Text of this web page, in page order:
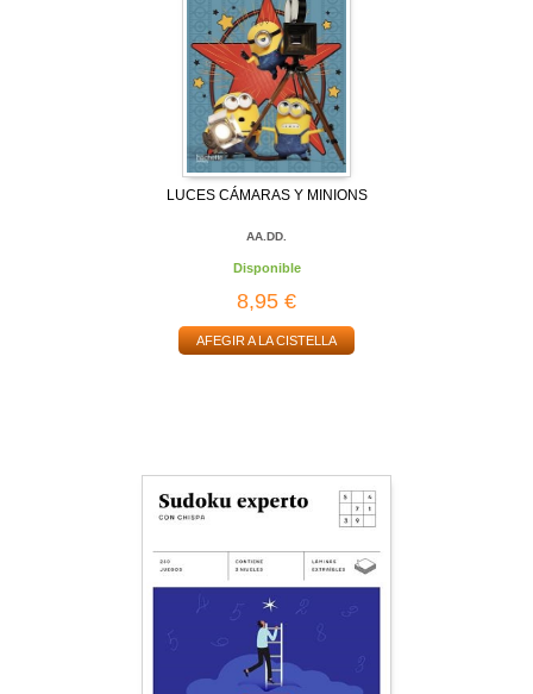
LUCES CÁMARAS Y MINIONS
AA.DD.
Disponible
8,95 €
AFEGIR A LA CISTELLA